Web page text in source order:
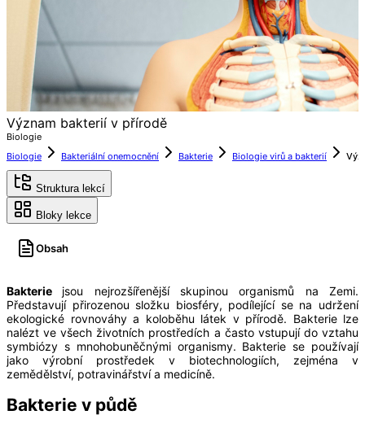
Význam bakterií v přírodě
Biologie
Biologie
Bakteriální onemocnění Bakterie Biologie virů a bakterií
Struktura lekcí
Bloky lekce
Obsah
Bakterie jsou nejrozšířenější skupinou organismů na Zemi.
Představují přirozenou složku biosféry, podílející se na udržení
ekologické rovnováhy a koloběhu látek v přírodě. Bakterie lze
nalézt ve všech životních prostředích a často vstupují do vztahu
symbiózy s mnohobuněčnými organismy. Bakterie se používají
jako výrobní prostředek v biotechnologiích, zejména v
zemědělství, potravinářství a medicíně.
Bakterie v půdě